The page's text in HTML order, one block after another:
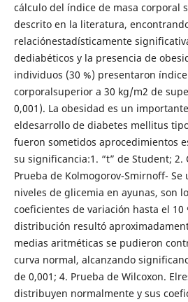
cálculo del índice de masa corporal
descrito en la literatura,
relaciónestadísticamente
dediabéticos y la presencia de
individuos (30 %) presentaron
corporalsuperior a 30 kg/m2 de
0,001). La obesidad es un
eldesarrollo de diabetes mellitus
fueron sometidos aprocedimientos
su significancia:1. “t” de Student; 2.
Prueba de Kolmogorov-Smirnoff-
niveles de glicemia en ayunas, son
coeficientes de variación hasta el 10
distribución resultó
medias aritméticas se pudieron
curva normal, alcanzando
de 0,001; 4. Prueba de Wilcoxon.
distribuyen normalmente y sus